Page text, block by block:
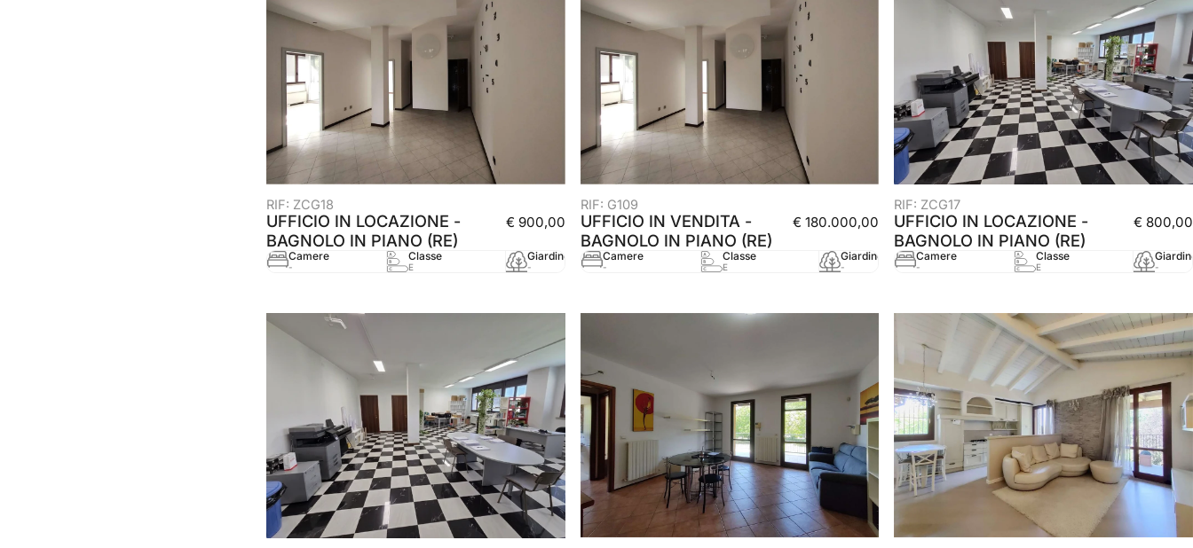
RIF: ZCG18
UFFICIO IN LOCAZIONE -
BAGNOLO IN PIANO (RE)
€ 900,00
Camere
-
Classe
E
Giardino
-
RIF: G109
UFFICIO IN VENDITA -
BAGNOLO IN PIANO (RE)
€ 180.000,00
Camere
-
Classe
E
Giardino
-
RIF: ZCG17
UFFICIO IN LOCAZIONE -
BAGNOLO IN PIANO (RE)
€ 800,00
Camere
-
Classe
E -